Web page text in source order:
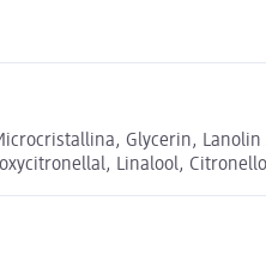
Glycerin,
Linalool,